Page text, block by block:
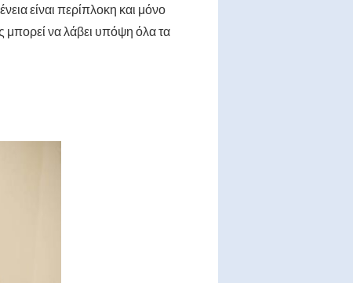
είναι περίπλοκη και μόνο
μπορεί να λάβει υπόψη όλα τα